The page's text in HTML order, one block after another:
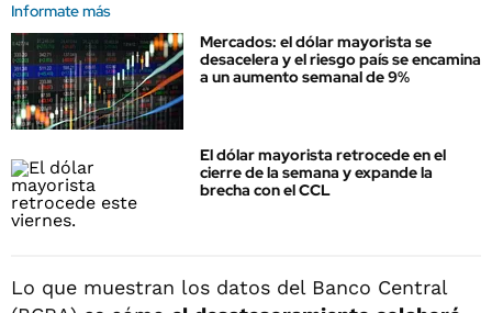
Informate más
Mercados: el dólar mayorista se
desacelera y el riesgo país se encamina
a un aumento semanal de 9%
El dólar mayorista retrocede en el
cierre de la semana y expande la
brecha con el CCL
Lo que muestran los datos del Banco Central